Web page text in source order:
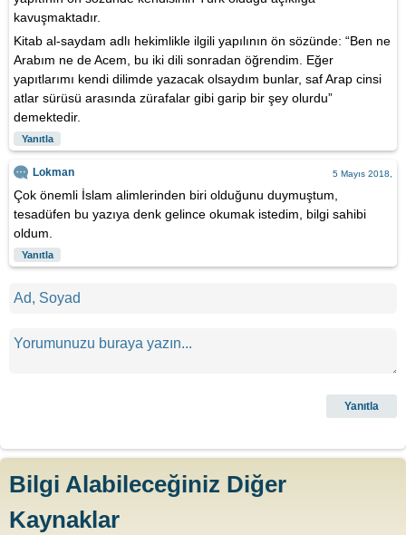
kavuşmaktadır.
Kitab al-saydam adlı hekimlikle ilgili yapılının ön sözünde: “Ben ne
Arabım ne de Acem, bu iki dili sonradan öğrendim. Eğer
yapıtlarımı kendi dilimde yazacak olsaydım bunlar, saf Arap cinsi
atlar sürüsü arasında zürafalar gibi garip bir şey olurdu”
demektedir.
Yanıtla
Lokman 5 Mayıs 2018,
Çok önemli İslam alimlerinden biri olduğunu duymuştum,
tesadüfen bu yazıya denk gelince okumak istedim, bilgi sahibi
oldum.
Yanıtla
Bilgi Alabileceğiniz Diğer
Kaynaklar